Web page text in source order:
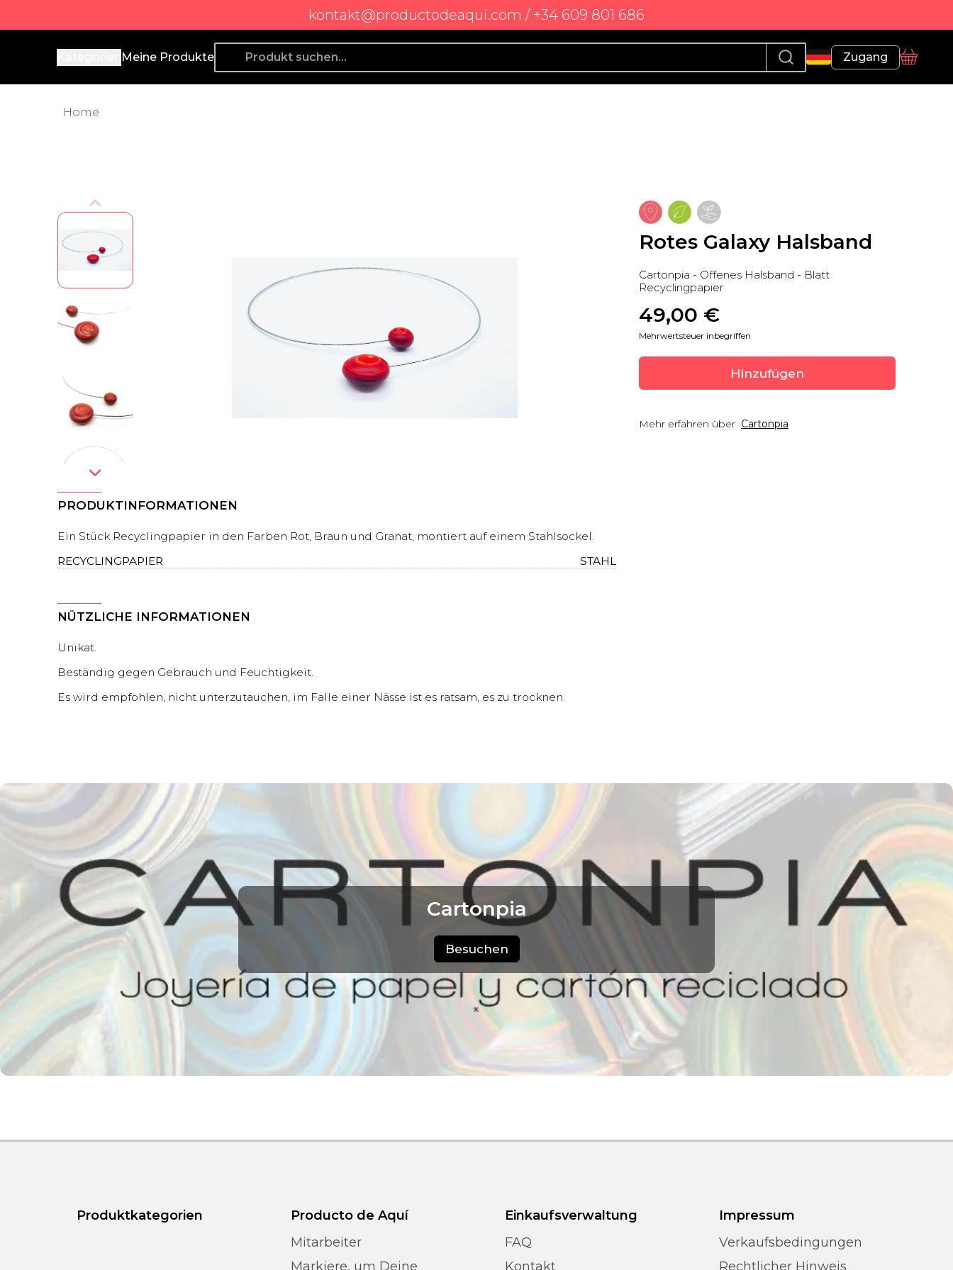
kontakt@productodeaqui.com / +34 609 801 686
Producto de Aquí
Meine Produkte Zugang
Profil
Korb
Home
Rotes Galaxy Halsband
Cartonpia - Offenes Halsband - Blatt
Recyclingpapier
49,00 €
Mehrwertsteuer inbegriffen
Hinzufügen
Mehr erfahren über Cartonpia
PRODUKTINFORMATIONEN
Ein Stück Recyclingpapier in den Farben Rot, Braun und Granat, montiert auf einem Stahlsockel.
RECYCLINGPAPIER
STAHL
NÜTZLICHE INFORMATIONEN
Unikat.
Beständig gegen Gebrauch und Feuchtigkeit.
Es wird empfohlen, nicht unterzutauchen, im Falle einer Nässe ist es ratsam, es zu trocknen.
Cartonpia
Besuchen
Produktkategorien
Producto de Aquí
Mitarbeiter
Markiere, um Deine
Einkaufsverwaltung
FAQ
Kontakt
Impressum
Verkaufsbedingungen
Rechtlicher Hinweis